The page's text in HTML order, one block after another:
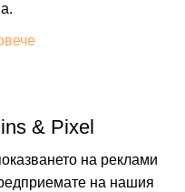
& Pixel
на реклами
на нашия